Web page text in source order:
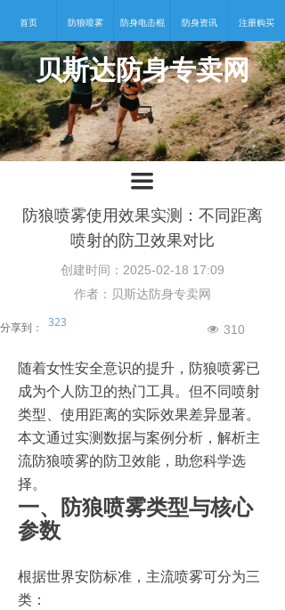
贝斯达防身专卖网
首页 防狼喷雾 防身电击棍 防身资讯 注册购买
넡
防狼喷雾使用效果实测：不同距离
喷射的防卫效果对比
随着女性安全意识的提升，防狼喷雾已
成为个人防卫的热门工具。但不同喷射
类型、使用距离的实际效果差异显著。
本文通过实测数据与案例分析，解析主
流防狼喷雾的防卫效能，助您科学选
择。
一、防狼喷雾类型与核心
参数
根据世界安防标准，主流喷雾可分为三
类：
넶 310
分享到： 323
创建时间： 2025-02-18 17:09
作者：贝斯达防身专卖网
끀